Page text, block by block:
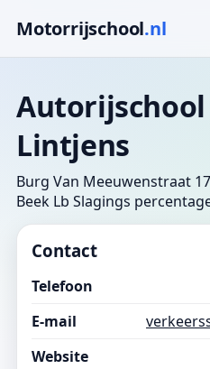
Motorrijschool.nl
Autorijschool
Lintjens
Burg Van Meeuwenstraat
Beek Lb Slagings
Contact
Telefoon
E-mail
Website